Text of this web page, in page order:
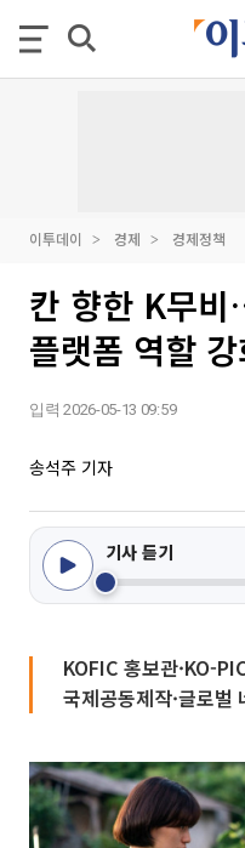
이투데이 경제 경제정책
칸 향한 K무
플랫폼 역할
입력 2026-05-13 09:59
송석주 기자
기사 듣기
KOFIC 홍보관·KO-
국제공동제작·글로벌